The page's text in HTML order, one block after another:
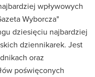
wpływowych
Wyborcza"
dziesięciu najbardziej
dziennikarek. Jest
oraz
poświęconych